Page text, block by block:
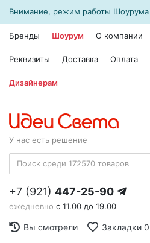
Внимание, режим работы Шоурума
Бренды Шоурум О компании
Реквизиты Доставка Оплата
Дизайнерам
У нас есть решение
+7 (921) 447-25-90
ежедневно с 11.00 до 19.00
Вы смотрели Закладки 0